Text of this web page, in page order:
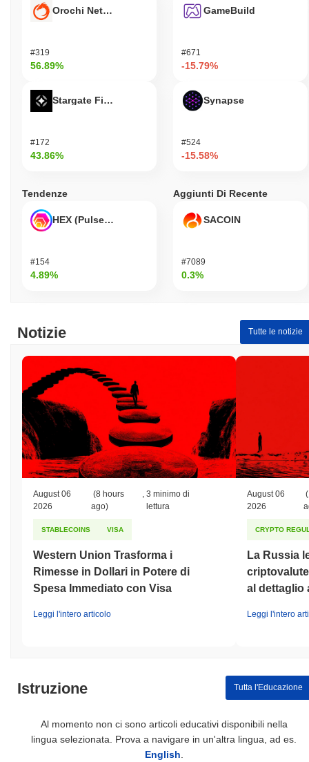
Orochi Network
#319
56.89%
Stargate Finance
#172
43.86%
GameBuild
#671
-15.79%
Synapse
#524
-15.58%
Tendenze
HEX (Pulsechain)
#154
4.89%
Aggiunti Di Recente
SACOIN
#7089
0.3%
Notizie Tutte le notizie
August 06
2026
(8 hours
ago)
,3 minimo di
lettura
STABLECOINS VISA
Western Union Trasforma i
Rimesse in Dollari in Potere di
Spesa Immediato con Visa
Leggi l'intero articolo
August 06
2026
CRYPTO
La Russia
al dettaglio
Leggi l'intero
Istruzione Tutta l'Educazione
Al momento non ci sono articoli educativi disponibili nella
lingua selezionata. Prova a navigare in un'altra lingua, ad es.
English